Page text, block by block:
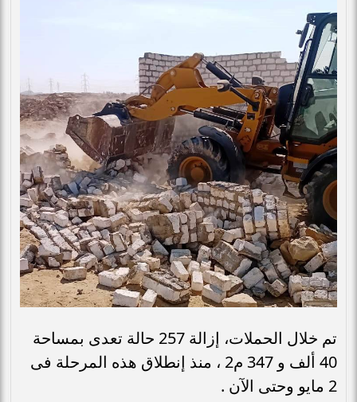
تم خلال الحملات، إزالة 257 حالة تعدى بمساحة
40 ألف و 347 م2 ، منذ إنطلاق هذه المرحلة فى
2 مايو وحتى الآن .